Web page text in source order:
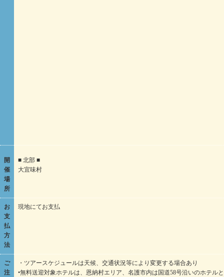
開
催
場
所
■ 北部 ■
大宜味村
お
支
払
方
法
現地にてお支払
ご
注
・ツアースケジュールは天候、交通状況等により変更する場合あり
•無料送迎対象ホテルは、恩納村エリア、名護市内は国道58号沿いのホテル